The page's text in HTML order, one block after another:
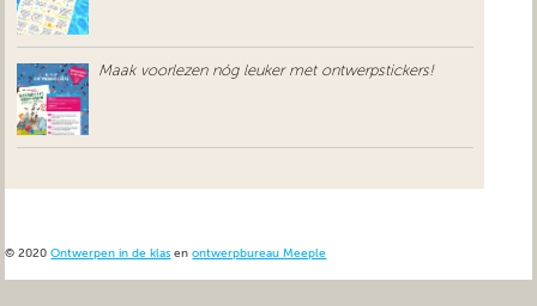
Maak voorlezen nóg leuker met ontwerpstickers!
© 2020Ontwerpen in de klas enontwerpbureau Meeple